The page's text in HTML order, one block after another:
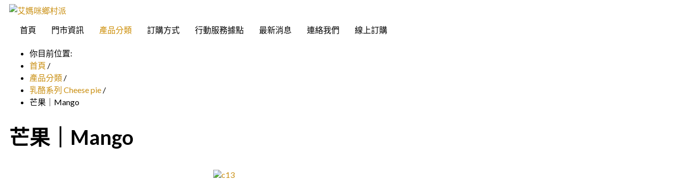
首頁 門市資訊 產品分類 訂購方式 行動服務據點 最新消息 連絡我們 線上訂購
你目前位置:
首頁 /
產品分類 /
乳酪系列 Cheese pie /
芒果｜Mango
芒果｜Mango